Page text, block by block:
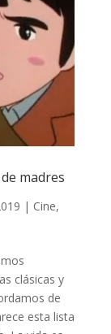
madres
| Cine,
clásicas y
de
esta lista